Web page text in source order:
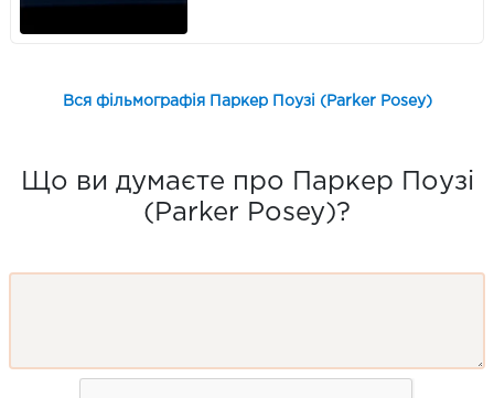
Вся фільмографія Паркер Поузі (Parker Posey)
Що ви думаєте про Паркер Поузі
(Parker Posey)?